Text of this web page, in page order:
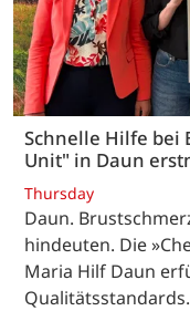
Schnelle Hilfe bei
Unit" in Daun
Thursday
Daun.
hindeuten. Die
Maria Hilf Daun
Qualitätsstandards.